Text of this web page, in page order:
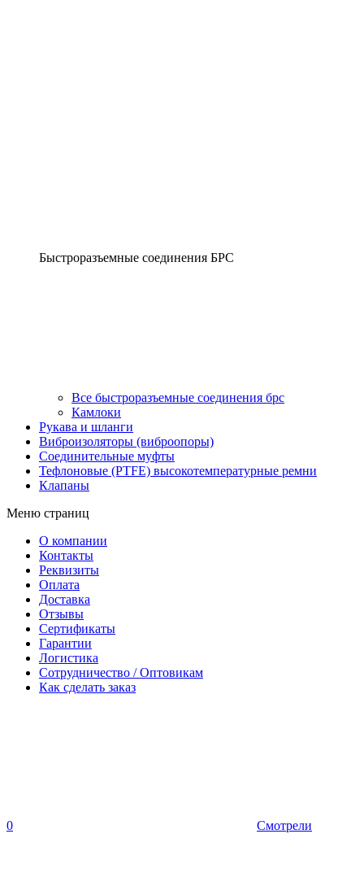
Быстроразъемные соединения БРС
Все быстроразъемные соединения брс
Камлоки
Рукава и шланги
Виброизоляторы (виброопоры)
Соединительные муфты
Тефлоновые (PTFE) высокотемпературные ремни
Клапаны
Меню страниц
О компании
Контакты
Реквизиты
Оплата
Доставка
Отзывы
Сертификаты
Гарантии
Логистика
Сотрудничество / Оптовикам
Как сделать заказ
0 Смотрели